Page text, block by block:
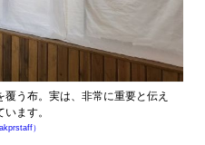
う布。実は、非常に重要と伝え
ます。
）